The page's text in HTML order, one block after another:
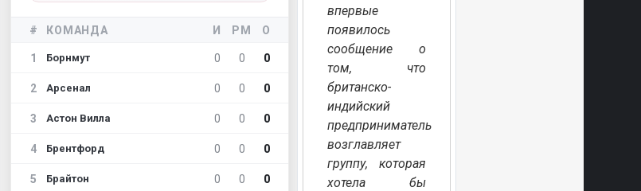
# КОМАНДА И РМ О
1 Борнмут 0 0 0
2 Арсенал 0 0 0
3 Астон Вилла 0 0 0
4 Брентфорд 0 0 0
5 Брайтон 0 0 0
впервые
появилось
сообщение о
том, что
британско-
индийский
предприниматель
возглавляет
группу, которая
хотела бы